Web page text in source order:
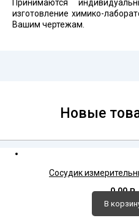
Принимаются
изготовление химико-
Вашим чертежам.
Новые
Сосудик
0,00₽
В